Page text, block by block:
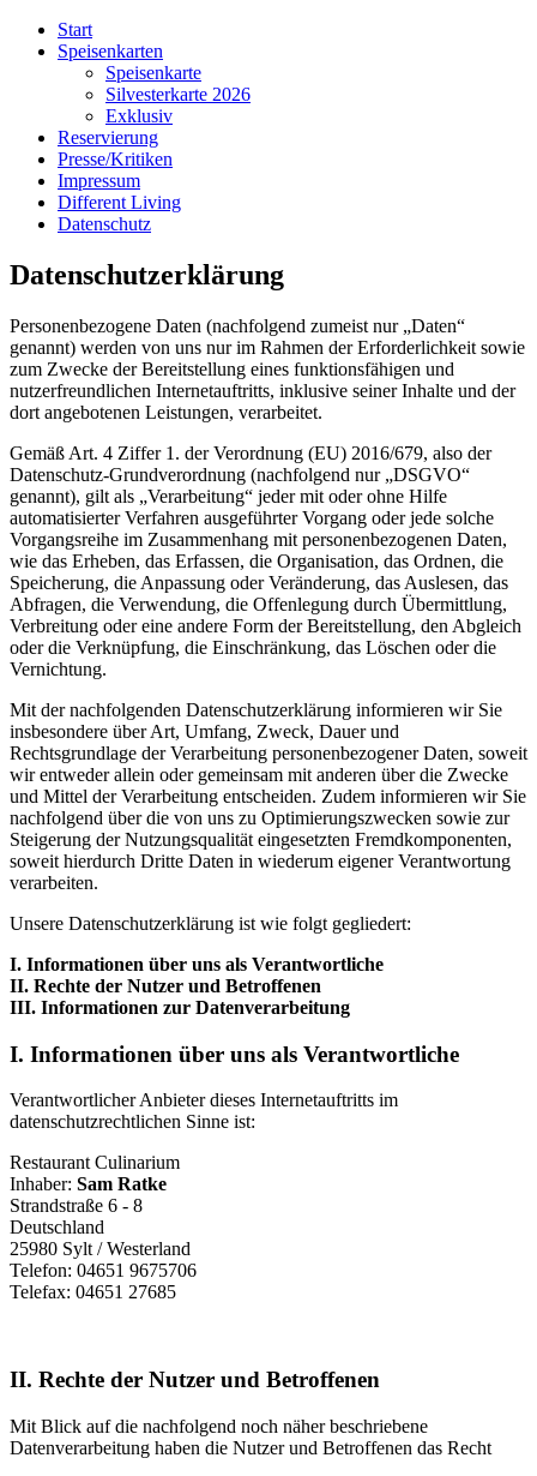
Start
Speisenkarten
Speisenkarte
Silvesterkarte 2026
Exklusiv
Reservierung
Presse/Kritiken
Impressum
Different Living
Datenschutz
Datenschutzerklärung
Personenbezogene Daten (nachfolgend zumeist nur „Daten“
genannt) werden von uns nur im Rahmen der Erforderlichkeit sowie
zum Zwecke der Bereitstellung eines funktionsfähigen und
nutzerfreundlichen Internetauftritts, inklusive seiner Inhalte und der
dort angebotenen Leistungen, verarbeitet.
Gemäß Art. 4 Ziffer 1. der Verordnung (EU) 2016/679, also der
Datenschutz-Grundverordnung (nachfolgend nur „DSGVO“
genannt), gilt als „Verarbeitung“ jeder mit oder ohne Hilfe
automatisierter Verfahren ausgeführter Vorgang oder jede solche
Vorgangsreihe im Zusammenhang mit personenbezogenen Daten,
wie das Erheben, das Erfassen, die Organisation, das Ordnen, die
Speicherung, die Anpassung oder Veränderung, das Auslesen, das
Abfragen, die Verwendung, die Offenlegung durch Übermittlung,
Verbreitung oder eine andere Form der Bereitstellung, den Abgleich
oder die Verknüpfung, die Einschränkung, das Löschen oder die
Vernichtung.
Mit der nachfolgenden Datenschutzerklärung informieren wir Sie
insbesondere über Art, Umfang, Zweck, Dauer und
Rechtsgrundlage der Verarbeitung personenbezogener Daten, soweit
wir entweder allein oder gemeinsam mit anderen über die Zwecke
und Mittel der Verarbeitung entscheiden. Zudem informieren wir Sie
nachfolgend über die von uns zu Optimierungszwecken sowie zur
Steigerung der Nutzungsqualität eingesetzten Fremdkomponenten,
soweit hierdurch Dritte Daten in wiederum eigener Verantwortung
verarbeiten.
Unsere Datenschutzerklärung ist wie folgt gegliedert:
I. Informationen über uns als Verantwortliche
II. Rechte der Nutzer und Betroffenen
III. Informationen zur Datenverarbeitung
I. Informationen über uns als Verantwortliche
Verantwortlicher Anbieter dieses Internetauftritts im
datenschutzrechtlichen Sinne ist:
Restaurant Culinarium
Inhaber: Sam Ratke
Strandstraße 6 - 8
Deutschland
25980 Sylt / Westerland
Telefon: 04651 9675706
Telefax: 04651 27685
II. Rechte der Nutzer und Betroffenen
Mit Blick auf die nachfolgend noch näher beschriebene
Datenverarbeitung haben die Nutzer und Betroffenen das Recht